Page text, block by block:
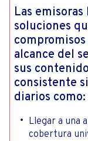
Las
soluciones
alcance del
sus
consistente
diarios como:
Llegar a una
cobertura